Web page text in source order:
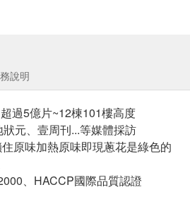
說明
過5億片~12棟101樓高度
元、壹周刊...等媒體採訪
原味加熱原味即現蔥花是綠色的
、HACCP國際品質認證